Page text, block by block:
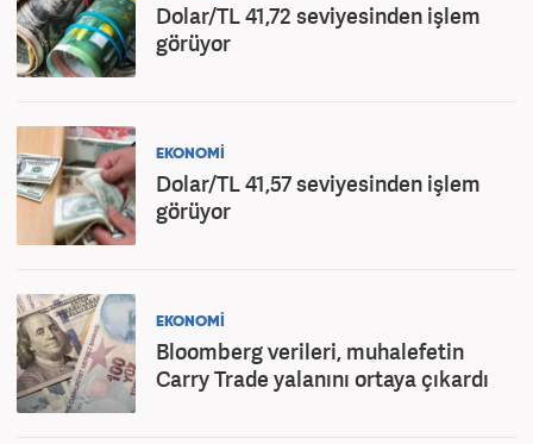
Dolar/TL 41,72 seviyesinden işlem
görüyor
EKONOMİ
Dolar/TL 41,57 seviyesinden işlem
görüyor
EKONOMİ
Bloomberg verileri, muhalefetin
Carry Trade yalanını ortaya çıkardı